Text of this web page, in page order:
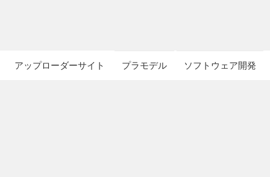
アップローダーサイト プラモデル ソフトウェア開発